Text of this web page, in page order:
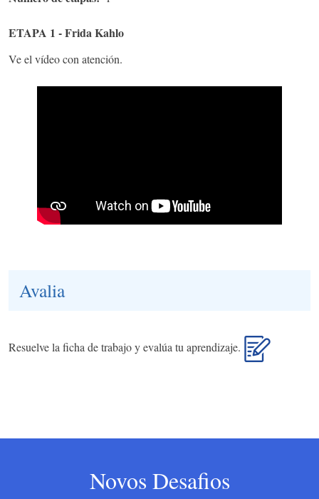
ETAPA 1 - Frida Kahlo
Ve el vídeo con atención.
Avalia
Resuelve la ficha de trabajo y evalúa tu aprendizaje.
Novos Desafios